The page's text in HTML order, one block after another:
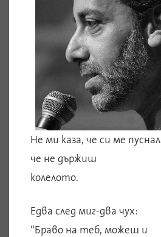
Не ми каза, че си ме
че не държиш
колелото.
Едва след миг-два чух:
“Браво на теб, можеш и